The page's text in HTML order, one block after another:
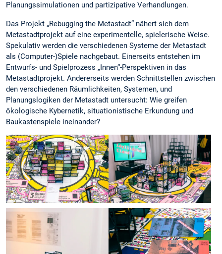
Planungssimulationen und partizipative Verhandlungen.
Das Projekt „Rebugging the Metastadt“ nähert sich dem
Metastadtprojekt auf eine experimentelle, spielerische Weise.
Spekulativ werden die verschiedenen Systeme der Metastadt
als (Computer-)Spiele nachgebaut. Einerseits entstehen im
Entwurfs- und Spielprozess „Innen“-Perspektiven in das
Metastadtprojekt. Andererseits werden Schnittstellen zwischen
den verschiedenen Räumlichkeiten, Systemen, und
Planungslogiken der Metastadt untersucht: Wie greifen
ökologische Kybernetik, situationistische Erkundung und
Baukastenspiele ineinander?